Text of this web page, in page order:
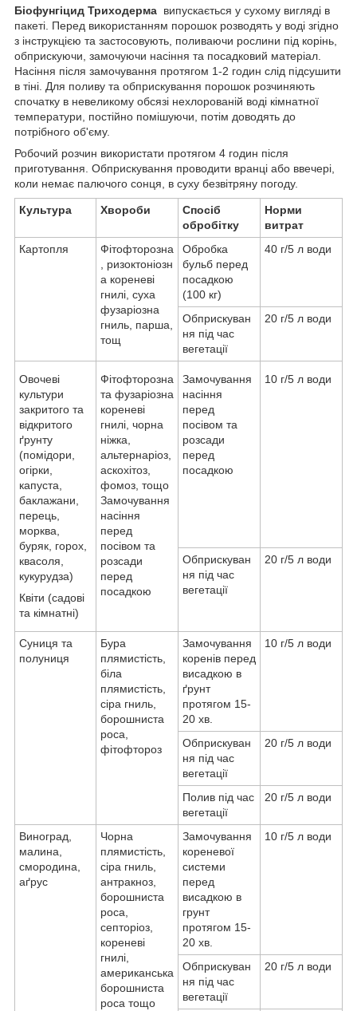
Біофунгіцид Триходерма випускається у сухому вигляді в
пакеті. Перед використанням порошок розводять у воді згідно
з інструкцією та застосовують, поливаючи рослини під корінь,
обприскуючи, замочуючи насіння та посадковий матеріал.
Насіння після замочування протягом 1-2 годин слід підсушити
в тіні. Для поливу та обприскування порошок розчиняють
спочатку в невеликому обсязі нехлорованій воді кімнатної
температури, постійно помішуючи, потім доводять до
потрібного об'єму.
Робочий розчин використати протягом 4 годин після
приготування. Обприскування проводити вранці або ввечері,
коли немає палючого сонця, в суху безвітряну погоду.
Культура Хвороби
Спосіб
обробітку
Норми
витрат
Картопля
Фітофторозна
, ризоктоніозн
а кореневі
гнилі, суха
фузаріозна
гниль, парша,
тощ
Обробка
бульб перед
посадкою
(100 кг)
40 г/5 л води
Обприскуван
ня під час
вегетації
20 г/5 л води
Овочеві
культури
закритого та
відкритого
ґрунту
(помідори,
огірки,
капуста,
баклажани,
перець,
морква,
буряк, горох,
квасоля,
кукурудза)
Квіти (садові
та кімнатні)
Фітофторозна
та фузаріозна
кореневі
гнилі, чорна
ніжка,
альтернаріоз,
аскохітоз,
фомоз, тощо
Замочування
насіння
перед
посівом та
розсади
перед
посадкою
Замочування
насіння
перед
посівом та
розсади
перед
посадкою
10 г/5 л води
Обприскуван
ня під час
вегетації
20 г/5 л води
Суниця та
полуниця
Бура
плямистість,
біла
плямистість,
сіра гниль,
борошниста
роса,
фітофтороз
Замочування
коренів перед
висадкою в
ґрунт
протягом 15-
20 хв.
10 г/5 л води
Обприскуван
ня під час
вегетації
20 г/5 л води
Полив під час
вегетації
20 г/5 л води
Виноград,
малина,
смородина,
аґрус
Чорна
плямистість,
сіра гниль,
антракноз,
борошниста
роса,
септоріоз,
кореневі
гнилі,
американська
борошниста
роса тощо
Замочування
кореневої
системи
перед
висадкою в
грунт
протягом 15-
20 хв.
10 г/5 л води
Обприскуван
ня під час
вегетації
20 г/5 л води